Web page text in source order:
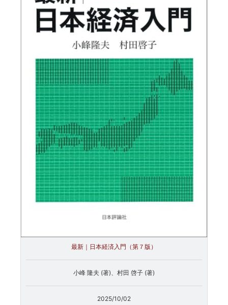
最新｜日本経済入門（第７版）
小峰 隆夫 (著)、村田 啓子 (著)
2025/10/02